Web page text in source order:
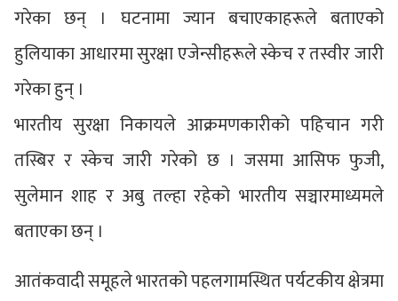
गरेका छन् । घटनामा ज्यान बचाएकाहरूले बताएको
हुलियाका आधारमा सुरक्षा एजेन्सीहरूले स्केच र तस्वीर जारी
गरेका हुन् ।
भारतीय सुरक्षा निकायले आक्रमणकारीको पहिचान गरी
तस्बिर र स्केच जारी गरेको छ । जसमा आसिफ फुजी,
सुलेमान शाह र अबु तल्हा रहेको भारतीय सञ्चारमाध्यमले
बताएका छन् ।
आतंकवादी समूहले भारतको पहलगामस्थित पर्यटकीय क्षेत्रमा